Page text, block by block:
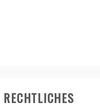
RECHTLICHES